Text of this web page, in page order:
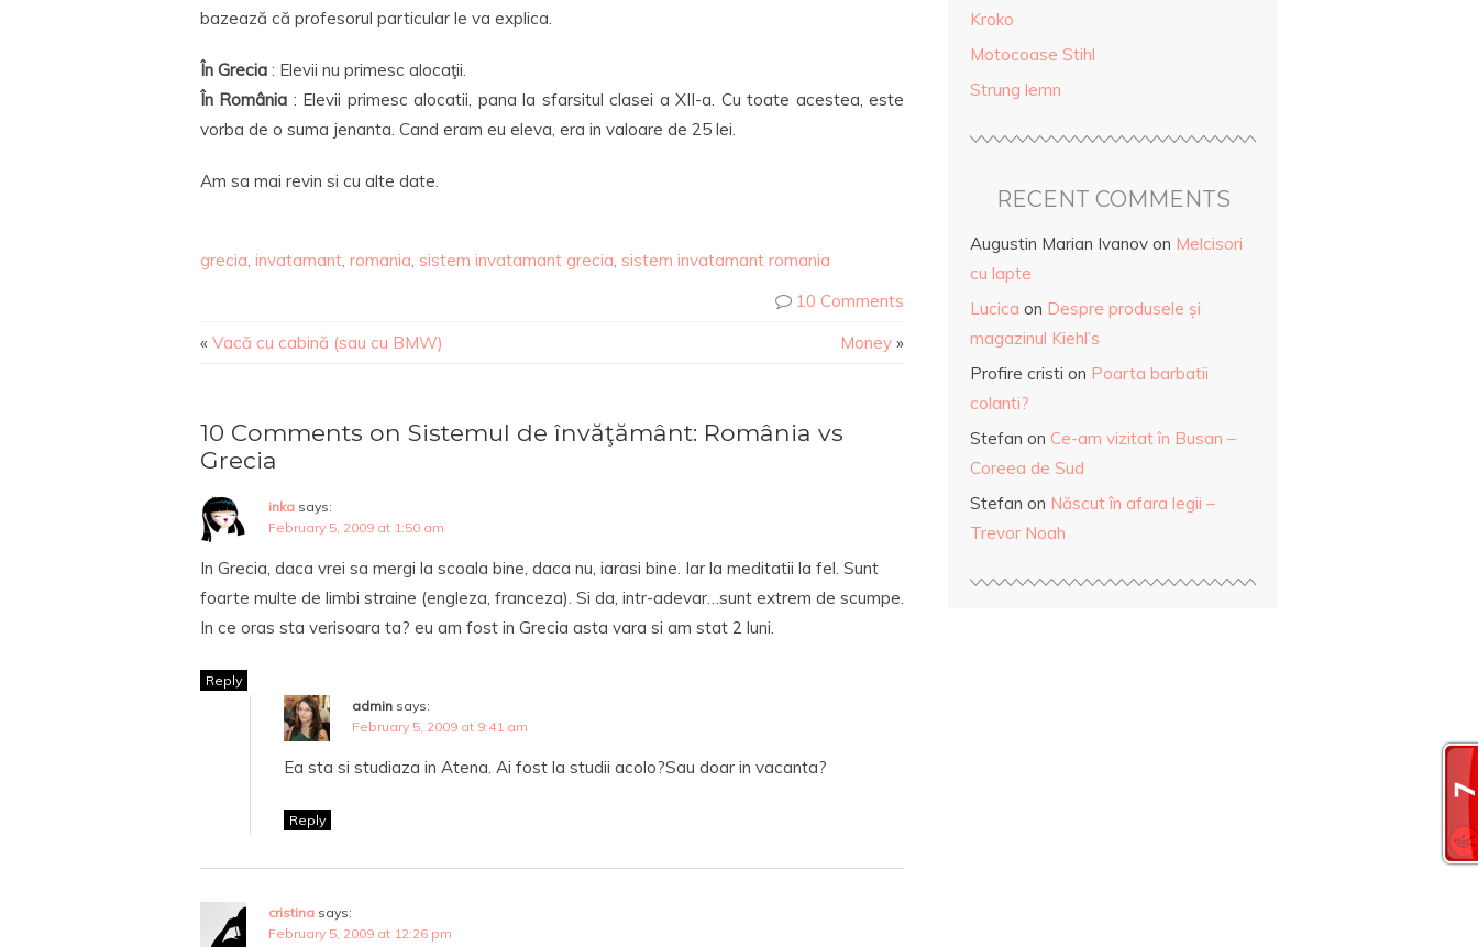
bazează că profesorul particular le va explica.
În Grecia : Elevii nu primesc alocaţii.
În România : Elevii primesc alocatii, pana la sfarsitul clasei a XII-a. Cu toate acestea, este
vorba de o suma jenanta. Cand eram eu eleva, era in valoare de 25 lei.
Am sa mai revin si cu alte date.
grecia, invatamant, romania, sistem invatamant grecia, sistem invatamant romania
10 Comments
« Vacă cu cabină (sau cu BMW) Money »
10 Comments on Sistemul de învăţământ: România vs
Grecia
inka says:
February 5, 2009 at 1:50 am
In Grecia, daca vrei sa mergi la scoala bine, daca nu, iarasi bine. Iar la meditatii la fel. Sunt
foarte multe de limbi straine (engleza, franceza). Si da, intr-adevar…sunt extrem de scumpe.
In ce oras sta verisoara ta? eu am fost in Grecia asta vara si am stat 2 luni.
Reply
admin says:
February 5, 2009 at 9:41 am
Ea sta si studiaza in Atena. Ai fost la studii acolo?Sau doar in vacanta?
Reply
cristina says:
February 5, 2009 at 12:26 pm
Kroko
Motocoase Stihl
Strung lemn
RECENT COMMENTS
Augustin Marian Ivanov on Melcisori
cu lapte
Lucica on Despre produsele și
magazinul Kiehl’s
Profire cristi on Poarta barbatii
colanti?
Stefan on Ce-am vizitat în Busan –
Coreea de Sud
Stefan on Născut în afara legii –
Trevor Noah